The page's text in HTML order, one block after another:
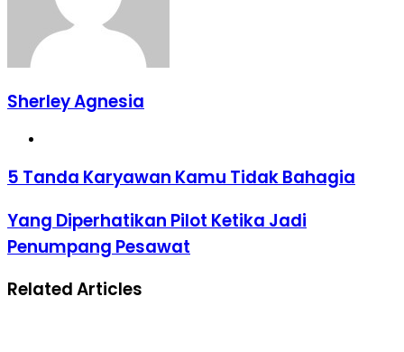
Sherley Agnesia
5
Tanda
Kamu
Bahagia
5 Tanda Karyawan Kamu Tidak Bahagia
Yang
Diperhatikan
Pilot
Jadi
Penumpang
Yang Diperhatikan Pilot Ketika Jadi
Penumpang Pesawat
Related Articles